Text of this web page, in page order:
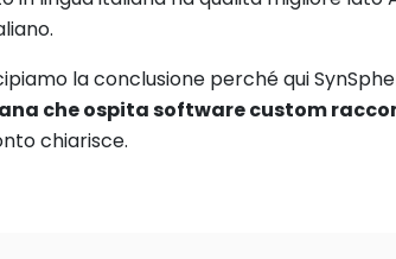
la conclusione perché qui
che ospita software custom
chiarisce.